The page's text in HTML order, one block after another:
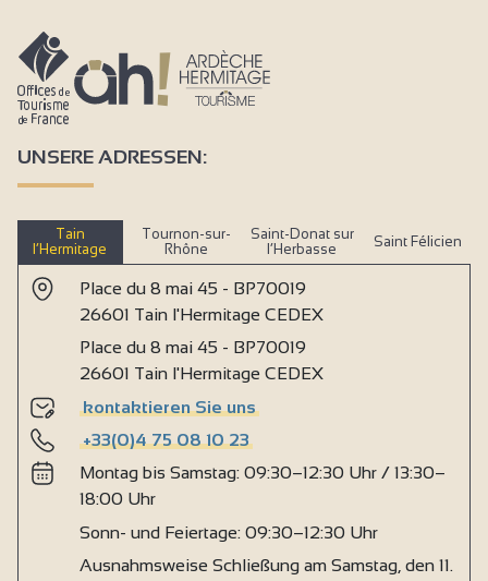
UNSERE ADRESSEN:
Tain
l’Hermitage
Tournon-sur-
Rhône
Saint-Donat sur
l’Herbasse
Saint Félicien
Place du 8 mai 45 - BP70019
26601 Tain l'Hermitage CEDEX
Place du 8 mai 45 - BP70019
26601 Tain l'Hermitage CEDEX
kontaktieren Sie uns
+33(0)4 75 08 10 23
Montag bis Samstag: 09:30–12:30 Uhr / 13:30–
18:00 Uhr
Sonn- und Feiertage: 09:30–12:30 Uhr
Ausnahmsweise Schließung am Samstag, den 11.